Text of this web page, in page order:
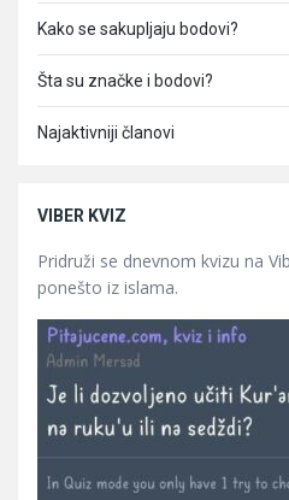
Kako se sakupljaju bodovi?
Šta su značke i bodovi?
Najaktivniji članovi
VIBER KVIZ
Pridruži se dnevnom kvizu na
ponešto iz islama.